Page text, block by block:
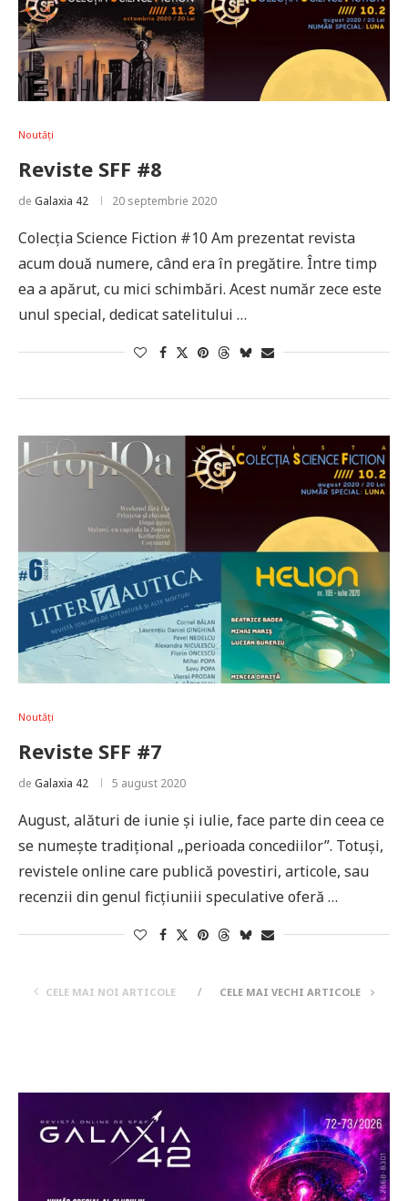
Noutăți
Reviste SFF #8
de Galaxia 42 20 septembrie 2020
Colecția Science Fiction #10 Am prezentat revista
acum două numere, când era în pregătire. Între timp
ea a apărut, cu mici schimbări. Acest număr zece este
unul special, dedicat satelitului …
Noutăți
Reviste SFF #7
de Galaxia 42 5 august 2020
August, alături de iunie și iulie, face parte din ceea ce
se numește tradițional „perioada concediilor”. Totuși,
revistele online care publică povestiri, articole, sau
recenzii din genul ficțiuniii speculative oferă …
CELE MAI NOI ARTICOLE CELE MAI VECHI ARTICOLE